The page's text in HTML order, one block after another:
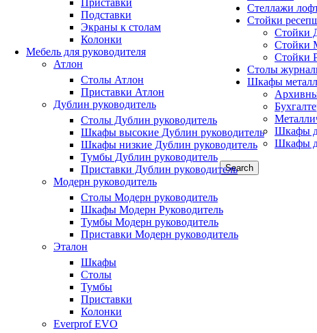
Стеллажи
Стойки
Стойки
Стойки
Стойки
Столы
Шкафы
Шкафы
Шкафы
Search
Приставки
Подставки
Экраны к столам
Колонки
Мебель для руководителя
Атлон
Столы Атлон
Приставки Атлон
Дублин руководитель
Столы Дублин руководитель
Шкафы высокие Дублин руководитель
Шкафы низкие Дублин руководитель
Тумбы Дублин руководитель
Приставки Дублин руководитель
Модерн руководитель
Столы Модерн руководитель
Шкафы Модерн Руководитель
Тумбы Модерн руководитель
Приставки Модерн руководитель
Эталон
Шкафы
Столы
Тумбы
Приставки
Колонки
Everprof EVO